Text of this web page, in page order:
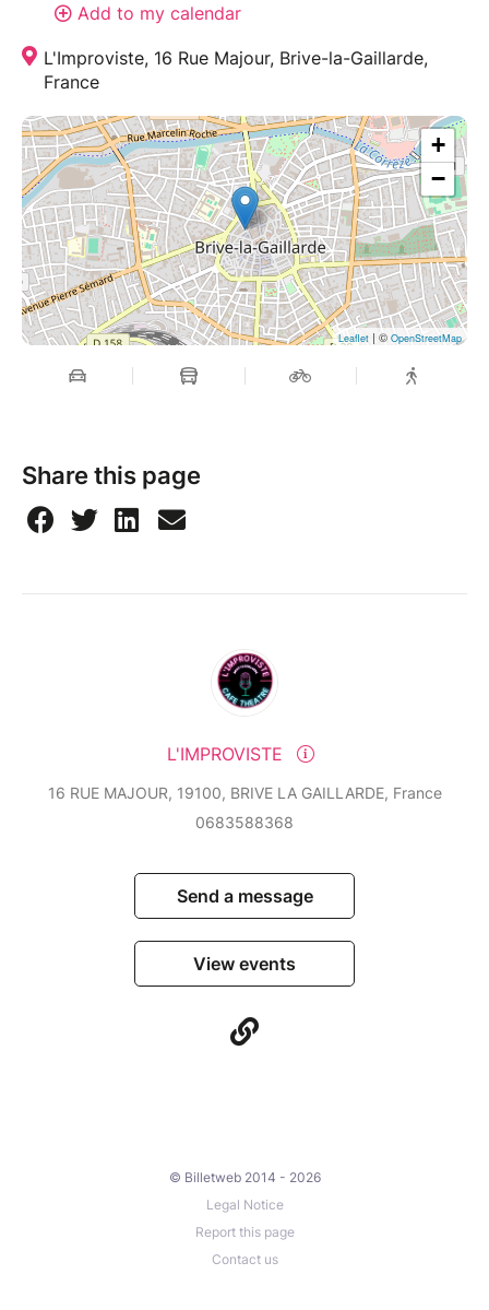
Add to my calendar
L'Improviste, 16 Rue Majour, Brive-la-Gaillarde,
France
+
−
Leaflet | © OpenStreetMap
Share this page
L'IMPROVISTE
16 RUE MAJOUR, 19100, BRIVE LA GAILLARDE, France
0683588368
Send a message
View events
© Billetweb 2014 - 2026
Legal Notice
Report this page
Contact us